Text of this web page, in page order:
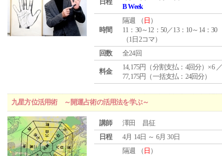
日程
B Week
時間
隔週 （ 日 ）
11：30～12：50／13：10～14：30
（1日2コマ）
回数
全24回
料金
14,175円（分割支払：4回分）×6
77,175円（一括支払：24回分）
九星方位活用術 ～開運占術の活用法を学ぶ～
講師
澤田 昌征
日程
4月 14日 ～ 6月 30日
隔週 （ 日 ）